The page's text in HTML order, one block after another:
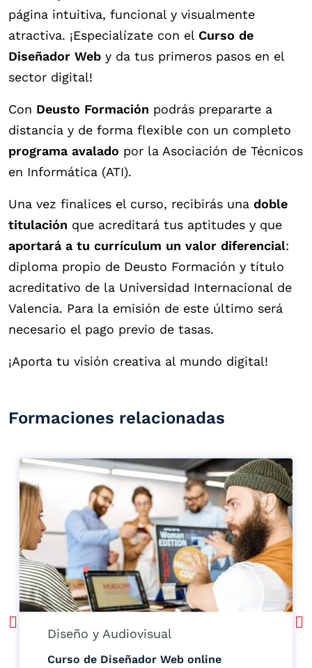
página intuitiva, funcional y visualmente
atractiva. ¡Especialízate con el Curso de
Diseñador Web y da tus primeros pasos en el
sector digital!
Con Deusto Formación podrás prepararte a
distancia y de forma flexible con un completo
programa avalado por la Asociación de Técnicos
en Informática (ATI).
Una vez finalices el curso, recibirás una doble
titulación que acreditará tus aptitudes y que
aportará a tu currículum un valor diferencial:
diploma propio de Deusto Formación y título
acreditativo de la Universidad Internacional de
Valencia. Para la emisión de este último será
necesario el pago previo de tasas.
¡Aporta tu visión creativa al mundo digital!
Formaciones relacionadas
Diseño y Audiovisual
Curso de Diseñador Web online